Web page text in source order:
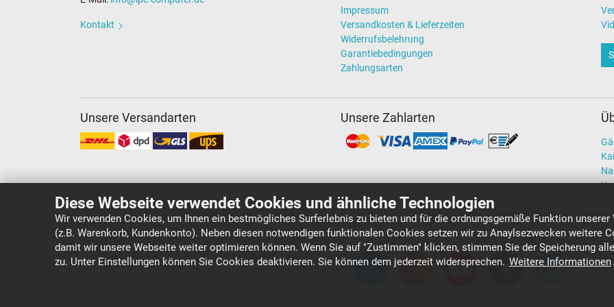
Diese Webseite verwendet Cookies und ähnliche Technologien
Wir verwenden Cookies, um Ihnen ein bestmögliches Surferlebnis zu bieten und für die ordnungsgemäße Funktion unserer
(z.B. Warenkorb, Kundenkonto). Neben diesen notwendigen funktionalen Cookies setzen wir zu Anaylsezwecken weitere
damit wir unsere Webseite weiter optimieren können. Wenn Sie auf "Zustimmen" klicken, stimmen Sie der Speicherung
zu. Unter Einstellungen können Sie Cookies deaktivieren. Sie können dem jederzeit widersprechen. Weitere Informationen.
Kontakt
Impressum
Versandkosten & Lieferzeiten
Widerrufsbelehrung
Garantiebedingungen
Zahlungsarten
Unsere Versandarten Unsere Zahlarten
Copyright ©IPC-Computer Deutschland GmbH